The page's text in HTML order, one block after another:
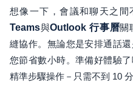
想像一下，會議和聊天之間
Teams與Outlook 行事曆關
縫協作。無論您是安排通話
您節省數小時。準備好體驗
精準步驟操作－只需不到 10